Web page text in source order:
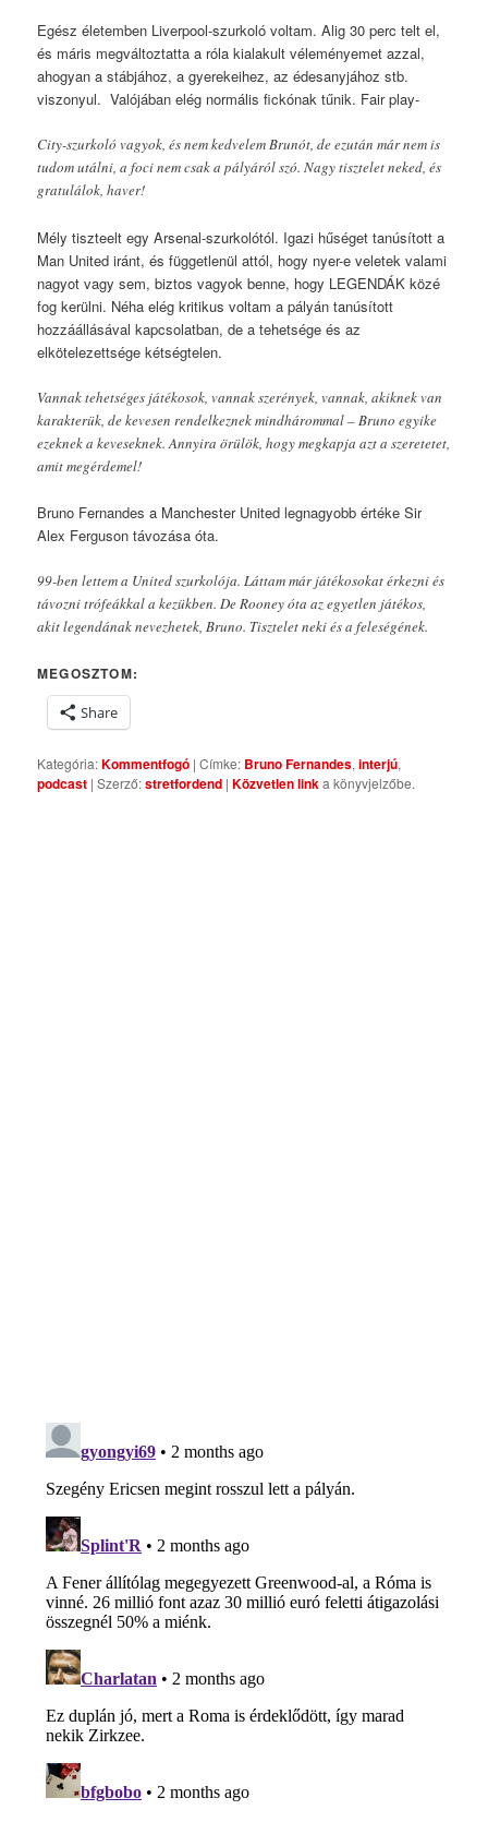
Egész életemben Liverpool-szurkoló voltam. Alig 30 perc telt el,
és máris megváltoztatta a róla kialakult véleményemet azzal,
ahogyan a stábjához, a gyerekeihez, az édesanyjához stb.
viszonyul. Valójában elég normális fickónak tűnik. Fair play-
City-szurkoló vagyok, és nem kedvelem Brunót, de ezután már nem is
tudom utálni, a foci nem csak a pályáról szó. Nagy tisztelet neked, és
gratulálok, haver!
Mély tiszteelt egy Arsenal-szurkolótól. Igazi hűséget tanúsított a
Man United iránt, és függetlenül attól, hogy nyer-e veletek valami
nagyot vagy sem, biztos vagyok benne, hogy LEGENDÁK közé
fog kerülni. Néha elég kritikus voltam a pályán tanúsított
hozzáállásával kapcsolatban, de a tehetsége és az
elkötelezettsége kétségtelen.
Vannak tehetséges játékosok, vannak szerények, vannak, akiknek van
karakterük, de kevesen rendelkeznek mindhárommal – Bruno egyike
ezeknek a keveseknek. Annyira örülök, hogy megkapja azt a szeretetet,
amit megérdemel!
Bruno Fernandes a Manchester United legnagyobb értéke Sir
Alex Ferguson távozása óta.
99-ben lettem a United szurkolója. Láttam már játékosokat érkezni és
távozni trófeákkal a kezükben. De Rooney óta az egyetlen játékos,
akit legendának nevezhetek, Bruno. Tisztelet neki és a feleségének.
MEGOSZTOM:
Share
Kategória:Kommentfogó | Címke: Bruno Fernandes,interjú,
podcast | Szerző:stretfordend |Közvetlen linka könyvjelzőbe.